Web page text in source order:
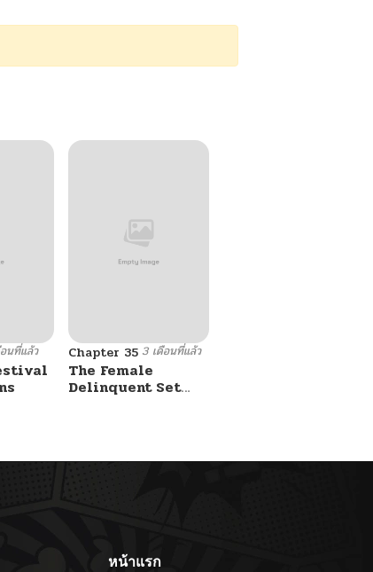
นที่แล้ว Chapter 35 3 เดือนที่แล้ว
The Female
Delinquent Set
หน้าแรก